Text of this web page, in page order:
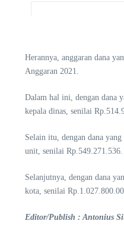
Herannya, anggaran dana
Anggaran 2021.
Dalam hal ini, dengan dana
kepala dinas, senilai
Selain itu, dengan dana
unit, senilai Rp.549.271.536.
Selanjutnya, dengan dana
kota, senilai
Editor/Publish : Antonius